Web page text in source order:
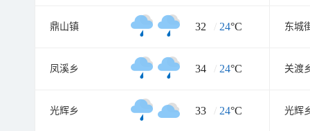
鼎山镇 32 / 24°C 东城
凤溪乡 34 / 24°C 关渡
光辉乡 33 / 24°C 光辉